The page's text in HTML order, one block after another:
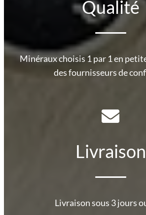
Qualité
Minéraux choisis 1 par 1 en
des fournisseurs de
Livraison
Livraison sous 3 jours